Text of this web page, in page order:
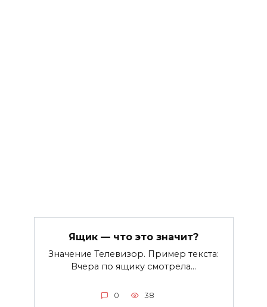
Ящик — что это значит?
Значение Телевизор. Пример текста:
Вчера по ящику смотрела…
0 38